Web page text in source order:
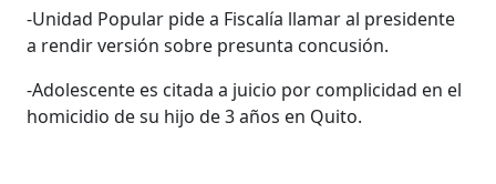
-Unidad Popular pide a Fiscalía llamar al presidente
a rendir versión sobre presunta concusión.
-Adolescente es citada a juicio por complicidad en el
homicidio de su hijo de 3 años en Quito.